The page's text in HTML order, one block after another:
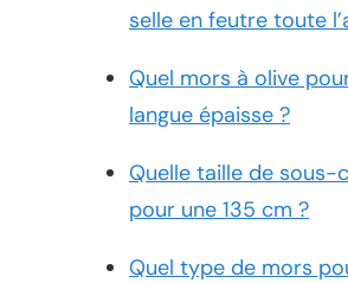
selle en feutre toute
Quel mors à olive
langue épaisse ?
Quelle taille de sous-
pour une 135 cm ?
Quel type de mors